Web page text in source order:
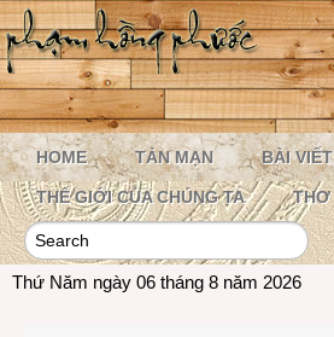
HOME TẢN MẠN BÀI VIẾT
THẾ GIỚI CỦA CHÚNG TA THƠ
Thứ Năm ngày 06 tháng 8 năm 2026